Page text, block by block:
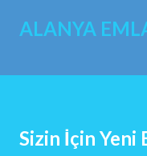
ALANYA
Sizin İçin Yeni